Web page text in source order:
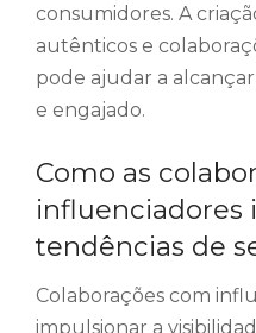
consumidores. A
autênticos e
pode ajudar a
e engajado.
Como as
influenciadores
tendências de
Colaborações com
impulsionar a